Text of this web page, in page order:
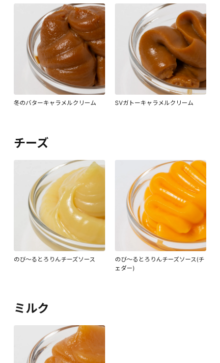
冬のバターキャラメルクリーム SVガトーキャラメルクリーム
チーズ
のび～るとろりんチーズソース
のび～るとろりんチーズソース(チ
ェダー)
ミルク